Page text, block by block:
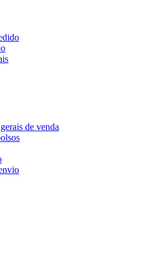
de venda